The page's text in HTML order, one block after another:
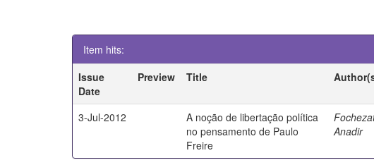
Item hits:
Issue
Date
Preview Title
3-Jul-2012
A noção de libertação política
no pensamento de Paulo
Freire
Anadir